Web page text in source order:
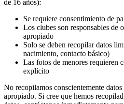
de 16 años):
Se requiere consentimiento de
Los clubes son responsables de
apropiado
Solo se deben recopilar datos
nacimiento, contacto básico)
Las fotos de menores requieren
explícito
No recopilamos conscientemente
apropiado. Si cree que hemos